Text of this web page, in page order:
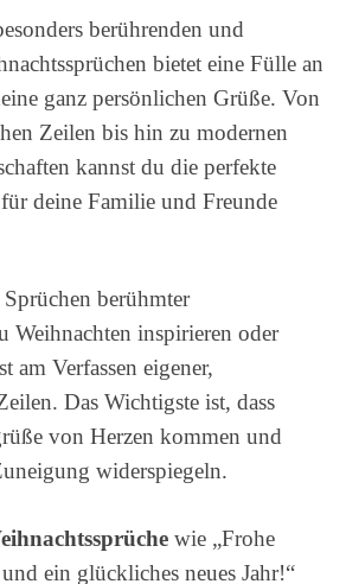
berührenden und
bietet eine Fülle an
ganz persönlichen Grüße. Von
Zeilen bis hin zu modernen
kannst du die perfekte
deine Familie und Freunde
berühmter
Weihnachten inspirieren oder
am Verfassen eigener,
Das Wichtigste ist, dass
von Herzen kommen und
widerspiegeln.
wie „Frohe
ein glückliches neues Jahr!“